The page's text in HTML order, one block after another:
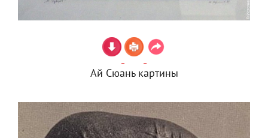
Ай Сюань картины